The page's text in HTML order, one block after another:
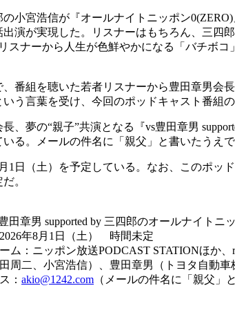
小宮浩信が『オールナイトニッポン
演が実現した。リスナーはもちろん、三四
スナーから人生が色鮮やかになる「バチボ
番組を聴いた若者リスナーから豊田章男会
う言葉を受け、今回のポッドキャスト番組の
、夢の“親子”共演となる『vs豊田章男
る。メールの件名に「親父」と書いたうえ
1日（土）を予定している。なお、このポ
。
田章男 supported by 三四郎のオールナイトニ
年8月1日（土） 時間未定
ム：ニッポン放送PODCAST STATIONほか
周二、小宮浩信）、豊田章男（トヨタ自動車
： akio@1242.com （メールの件名に「親父」